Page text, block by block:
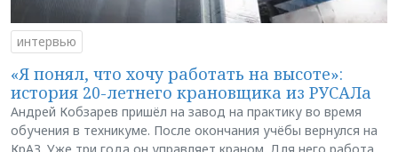
интервью
«Я понял, что хочу работать на высоте»:
история 20-летнего крановщика из РУСАЛа
Андрей Кобзарев пришёл на завод на практику во время
обучения в техникуме. После окончания учёбы вернулся на